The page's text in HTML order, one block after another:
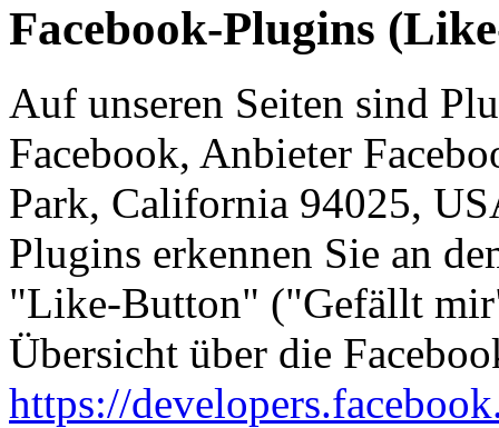
Facebook-Plugins
Auf unseren Seiten sind
Facebook, Anbieter
Park, California 94025,
Plugins erkennen Sie an
"Like-Button" ("Gefällt
Übersicht über die
https://